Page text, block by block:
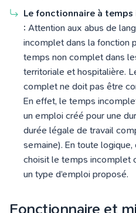
Le fonctionnaire à
: Attention aux abus de
incomplet dans la fonction
temps non complet dans
territoriale et hospitalière.
complet ne doit pas être
En effet, le temps
un emploi créé pour une
durée légale de travail
semaine). En toute logique,
choisit le temps incomplet
un type d’emploi proposé.
Fonctionnaire et